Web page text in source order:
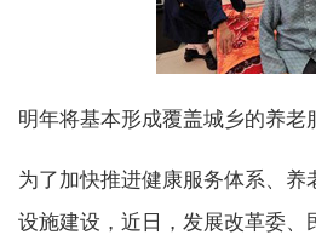
明年将基本形成覆盖城乡的养老
为了加快推进健康服务体系、养
设施建设，近日，发展改革委、